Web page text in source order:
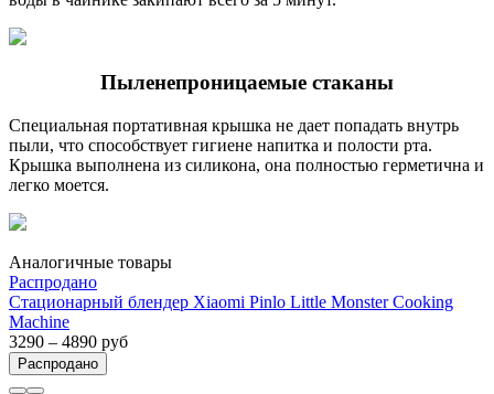
Пыленепроницаемые стаканы
Специальная портативная крышка не дает попадать внутрь
пыли, что способствует гигиене напитка и полости рта.
Крышка выполнена из силикона, она полностью герметична и
легко моется.
Аналогичные товары
Распродано
Стационарный блендер Xiaomi Pinlo Little Monster Cooking
Machine
3290 – 4890 руб
Распродано